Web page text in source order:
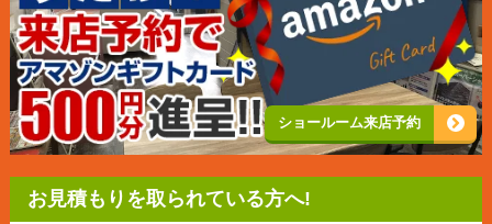
ショールーム来店予約
お見積もりを取られている方へ!